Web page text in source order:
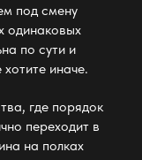
под смену
одинаковых
по сути и
иначе.
где порядок
переходит в
на полках